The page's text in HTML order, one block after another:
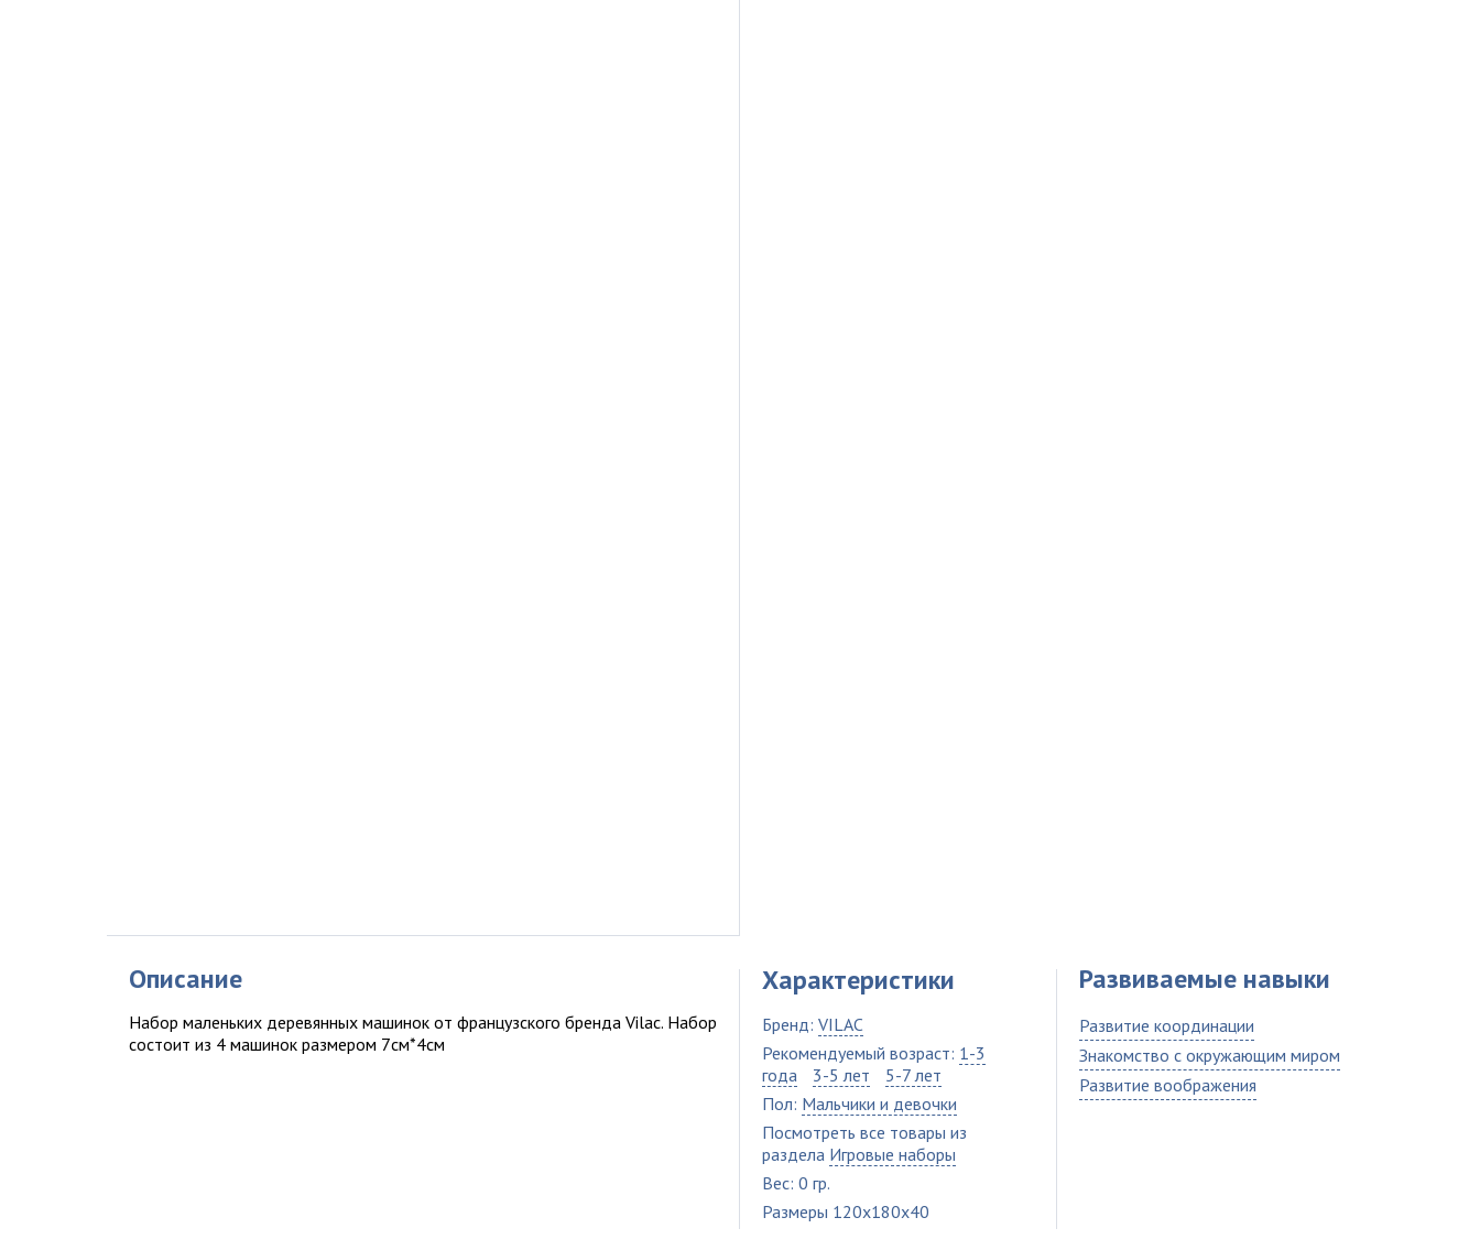
Описание
Набор маленьких деревянных машинок от французского бренда Vilac. Набор
состоит из 4 машинок размером 7см*4см
Характеристики
Бренд: VILAC
Рекомендуемый возраст: 1-3
года
3-5 лет
5-7 лет
Пол: Мальчики и девочки
Посмотреть все товары из
раздела Игровые наборы
Вес: 0 гр.
Размеры 120x180x40
Развиваемые навыки
Развитие координации
Знакомство с окружающим миром
Развитие воображения